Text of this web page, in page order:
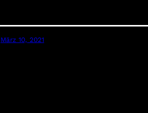
März 10, 2021